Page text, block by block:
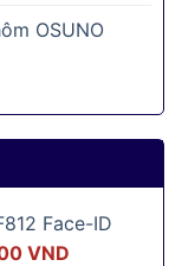
OSUNO
Face-ID
VNDGiá